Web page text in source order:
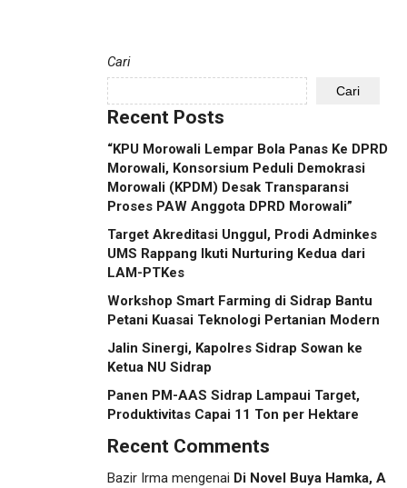
Cari
Cari
Recent Posts
“KPU Morowali Lempar Bola Panas Ke DPRD
Morowali, Konsorsium Peduli Demokrasi
Morowali (KPDM) Desak Transparansi
Proses PAW Anggota DPRD Morowali”
Target Akreditasi Unggul, Prodi Adminkes
UMS Rappang Ikuti Nurturing Kedua dari
LAM-PTKes
Workshop Smart Farming di Sidrap Bantu
Petani Kuasai Teknologi Pertanian Modern
Jalin Sinergi, Kapolres Sidrap Sowan ke
Ketua NU Sidrap
Panen PM-AAS Sidrap Lampaui Target,
Produktivitas Capai 11 Ton per Hektare
Recent Comments
Bazir Irma mengenai Di Novel Buya Hamka, A